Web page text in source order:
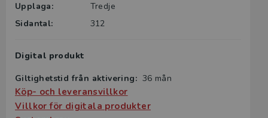
Upplaga:
Tredje
Sidantal:
312
Digital produkt
Giltighetstid från aktivering: 36 mån
Köp- och leveransvillkor
Villkor för digitala produkter